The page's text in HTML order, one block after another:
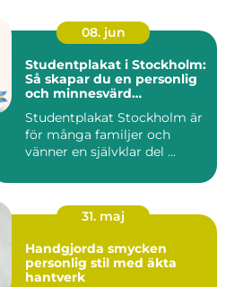
08. jun
Studentplakat i Stockholm:
Så skapar du en personlig
och minnesvärd
Studentplakat Stockholm är
för många familjer och
vänner en självklar del ...
31. maj
Handgjorda smycken
personlig stil med äkta
hantverk